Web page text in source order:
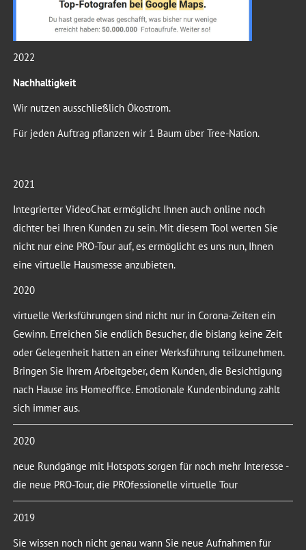
2022
Nachhaltigkeit
Wir nutzen ausschließlich Ökostrom.
Für jeden Auftrag pflanzen wir 1 Baum über Tree-Nation.
2021
Integrierter VideoChat ermöglicht Ihnen auch online noch
dichter bei Ihren Kunden zu sein. Mit diesem Tool werten Sie
nicht nur eine PRO-Tour auf, es ermöglicht es uns nun, Ihnen
eine virtuelle Hausmesse anzubieten.
2020
virtuelle Werksführungen sind nicht nur in Corona-Zeiten ein
Gewinn. Erreichen Sie endlich Besucher, die bislang keine Zeit
oder Gelegenheit hatten an einer Werksführung teilzunehmen.
Bringen Sie Ihrem Arbeitgeber, dem Kunden, die Besichtigung
nach Hause ins Homeoffice. Emotionale Kundenbindung zahlt
sich immer aus.
2020
neue Rundgänge mit Hotspots sorgen für noch mehr Interesse -
die neue PRO-Tour, die PROfessionelle virtuelle Tour
2019
Sie wissen noch nicht genau wann Sie neue Aufnahmen für